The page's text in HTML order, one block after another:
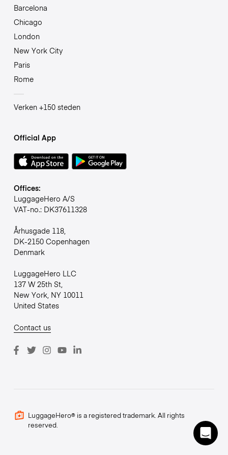
Barcelona
Chicago
London
New York City
Paris
Rome
Verken +150 steden
Official App
Offices:
LuggageHero A/S
VAT-no.: DK37611328
Århusgade 118,
DK-2150 Copenhagen
Denmark
LuggageHero LLC
137 W 25th St,
New York, NY 10011
United States
Contact us
LuggageHero® is a registered trademark. All rights
reserved.